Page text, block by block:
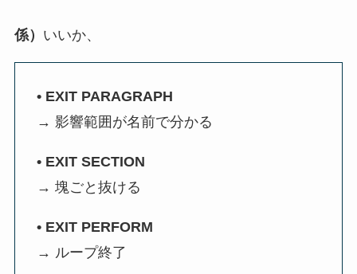
係） いいか、
• EXIT PARAGRAPH
→ 影響範囲が名前で分かる
• EXIT SECTION
→ 塊ごと抜ける
• EXIT PERFORM
→ ループ終了